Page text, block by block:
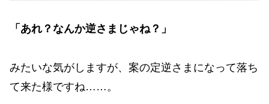
「あれ？なんか逆さまじゃね？」
みたいな気がしますが、案の定逆さまになって落ち
て来た様ですね……。